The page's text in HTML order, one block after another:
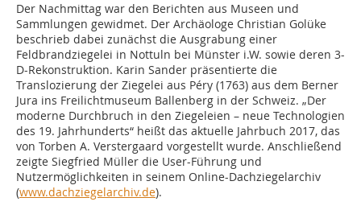
Der Nachmittag war den Berichten aus Museen und
Sammlungen gewidmet. Der Archäologe Christian Golüke
beschrieb dabei zunächst die Ausgrabung einer
Feldbrandziegelei in Nottuln bei Münster i.W. sowie deren 3-
D-Rekonstruktion. Karin Sander präsentierte die
Translozierung der Ziegelei aus Péry (1763) aus dem Berner
Jura ins Freilichtmuseum Ballenberg in der Schweiz. „Der
moderne Durchbruch in den Ziegeleien – neue Technologien
des 19. Jahrhunderts“ heißt das aktuelle Jahrbuch 2017, das
von Torben A. Verstergaard vorgestellt wurde. Anschließend
zeigte Siegfried Müller die User-Führung und
Nutzermöglichkeiten in seinem Online-Dachziegelarchiv
(www.dachziegelarchiv.de).